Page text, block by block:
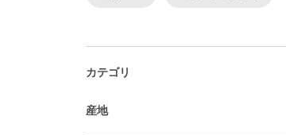
カテゴリ
産地